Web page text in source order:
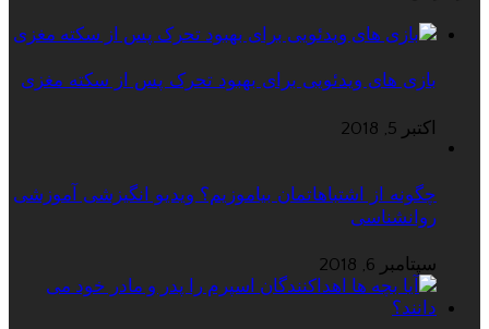
بازی های ویدئویی برای بهبود تحرک پس از سکته مغزی
اکتبر 5, 2018
چگونه از اشتباهاتمان بیاموزیم؟ ویدیو انگیزشی آموزشی
روانشناسی
سپتامبر 6, 2018